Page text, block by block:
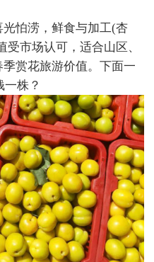
怕涝，鲜食与加工(杏
市场认可，适合山区、
赏花旅游价值。下面一
一株？